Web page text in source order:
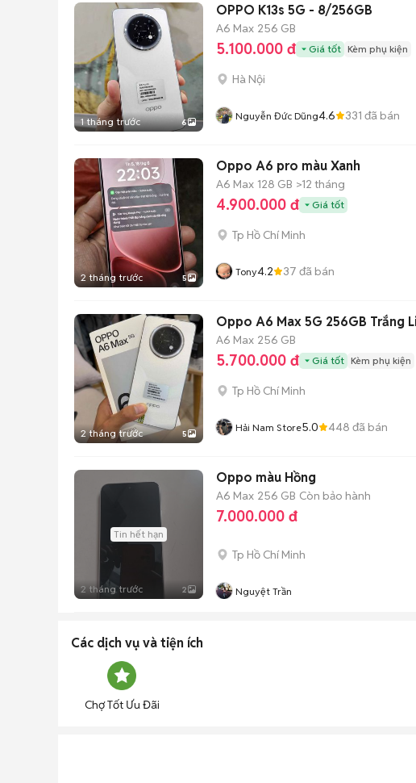
1 tháng trước 6
OPPO K13s 5G - 8/256GB
A6 Max 256 GB
5.100.000 đ Giá tốt Kèm phụ kiện
Hà Nội
Nguyễn Đức Dũng4.6 331 đã bán
2 tháng trước 5
Oppo A6 pro màu Xanh
A6 Max 128 GB >12 tháng
4.900.000 đ Giá tốt
Tp Hồ Chí Minh
Tony4.2 37 đã bán
2 tháng trước 5
Oppo A6 Max 5G 256GB Trắng
A6 Max 256 GB
5.700.000 đ Giá tốt Kèm phụ kiện
Tp Hồ Chí Minh
Hải Nam Store5.0 448 đã bán
Tin hết hạn
2 tháng trước 2
Oppo màu Hồng
A6 Max 256 GB Còn bảo hành
7.000.000 đ
Tp Hồ Chí Minh
Nguyệt Trần
Các dịch vụ và tiện ích
Chợ Tốt Ưu Đãi